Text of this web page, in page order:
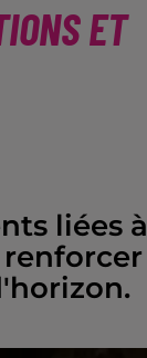
ET
liées à
renforcer